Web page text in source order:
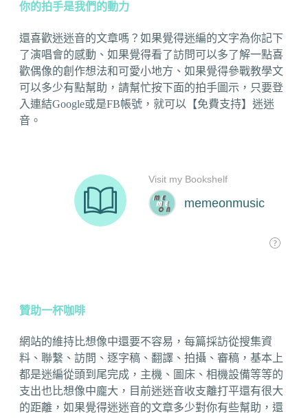
你的拍手是我們的動力
還喜歡迷迷音的文章嗎？如果覺得迷編的文字為你記下
了演唱會的感動、如果覺得看了訪問可以多了解一點喜
歡偶像的創作想法和可愛小地方、如果覺得參戰教學文
可以多少有點幫助，請幫忙按下面的拍手圖示，只要登
入連結Google或是FB帳號，就可以【免費支持】迷迷
音。
贊助一杯咖啡
網站的維持比想像中還要不容易，每篇採訪從搜集資
料、聯繫、訪問、逐字稿、翻譯、拍攝、審稿，基本上
都是迷編從頭到尾完成，主機、圖床、相機設備等等的
支出也比想像中龐大，目前迷迷音收支離打平還有很大
的距離，如果覺得迷迷音的文章多少對你有些幫助，還